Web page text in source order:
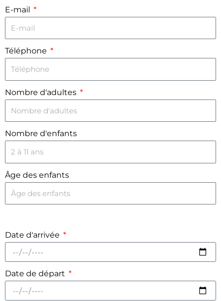
E-mail
Téléphone
Nombre d'adultes
Nombre d'enfants
Âge des enfants
Date d'arrivée
Date de départ